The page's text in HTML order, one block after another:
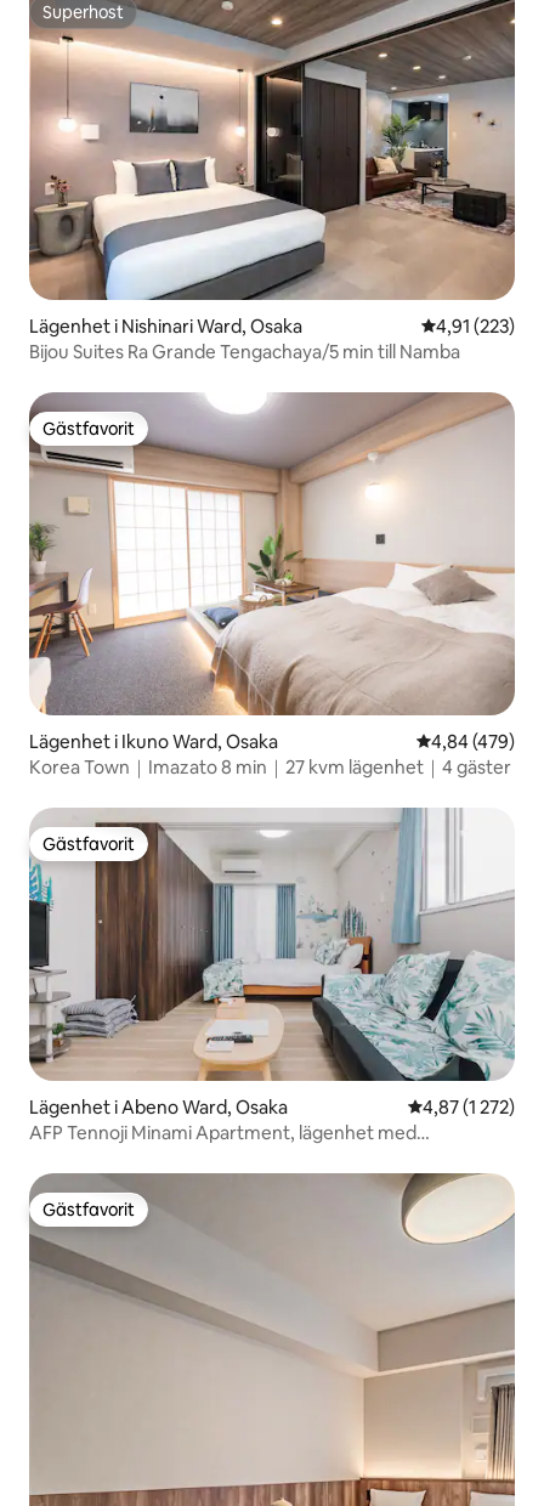
Superhost
Superhost
Lägenhet i Nishinari Ward, Osaka 4,91 av 5 i
4,91 (223)
Bijou Suites Ra Grande Tengachaya/5 min till Namba
Gästfavorit
Gästfavorit
Lägenhet i Ikuno Ward, Osaka 4,84 av 5 i
4,84 (479)
Korea Town｜Imazato 8 min｜27 kvm lägenhet｜4 gäster
Gästfavorit
Gästfavorit
Lägenhet i Abeno Ward, Osaka 4,87 av 5 i
4,87 (1 272)
AFP Tennoji Minami Apartment, lägenhet med
Gästfavorit
Gästfavorit